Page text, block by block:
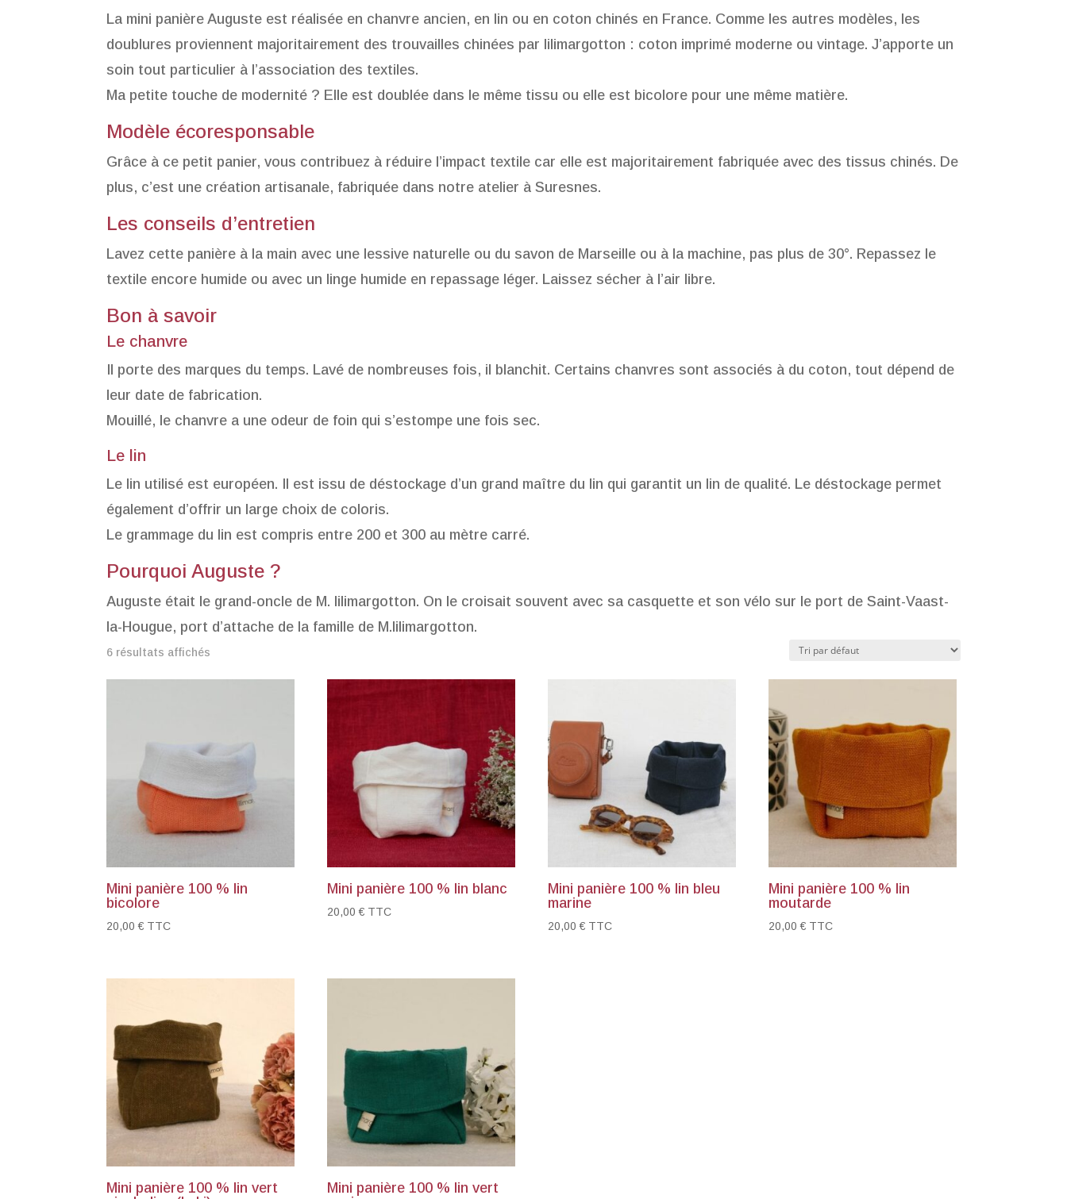
La mini panière Auguste est réalisée en chanvre ancien, en lin ou en coton chinés en France. Comme les autres modèles, les
doublures proviennent majoritairement des trouvailles chinées par lilimargotton : coton imprimé moderne ou vintage. J’apporte un
soin tout particulier à l’association des textiles.
Ma petite touche de modernité ? Elle est doublée dans le même tissu ou elle est bicolore pour une même matière.
Modèle écoresponsable
Grâce à ce petit panier, vous contribuez à réduire l’impact textile car elle est majoritairement fabriquée avec des tissus chinés. De
plus, c’est une création artisanale, fabriquée dans notre atelier à Suresnes.
Les conseils d’entretien
Lavez cette panière à la main avec une lessive naturelle ou du savon de Marseille ou à la machine, pas plus de 30°. Repassez le
textile encore humide ou avec un linge humide en repassage léger. Laissez sécher à l’air libre.
Bon à savoir
Le chanvre
Il porte des marques du temps. Lavé de nombreuses fois, il blanchit. Certains chanvres sont associés à du coton, tout dépend de
leur date de fabrication.
Mouillé, le chanvre a une odeur de foin qui s’estompe une fois sec.
Le lin
Le lin utilisé est européen. Il est issu de déstockage d’un grand maître du lin qui garantit un lin de qualité. Le déstockage permet
également d’offrir un large choix de coloris.
Le grammage du lin est compris entre 200 et 300 au mètre carré.
Pourquoi Auguste ?
Auguste était le grand-oncle de M. lilimargotton. On le croisait souvent avec sa casquette et son vélo sur le port de Saint-Vaast-
la-Hougue, port d’attache de la famille de M.lilimargotton.
6 résultats affichés
Mini panière 100 % lin
bicolore
20,00€ TTC
Mini panière 100 % lin blanc
20,00€ TTC
Mini panière 100 % lin bleu
marine
20,00€ TTC
Mini panière 100 % lin
moutarde
20,00€ TTC
Mini panière 100 % lin vert
Mini panière 100 % lin vert